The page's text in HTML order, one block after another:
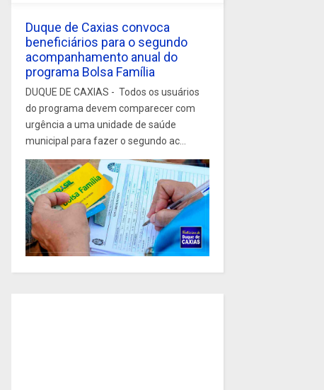
Duque de Caxias convoca
beneficiários para o segundo
acompanhamento anual do
programa Bolsa Família
DUQUE DE CAXIAS - Todos os usuários
do programa devem comparecer com
urgência a uma unidade de saúde
municipal para fazer o segundo ac...